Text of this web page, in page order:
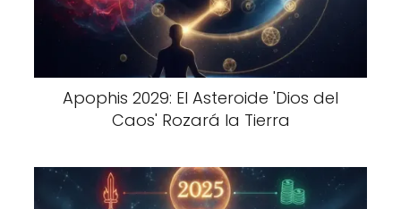
Apophis 2029: El Asteroide 'Dios del
Caos' Rozará la Tierra